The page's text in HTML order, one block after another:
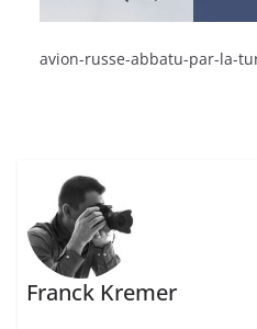
avion-russe-abbatu-par-la-
Franck Kremer